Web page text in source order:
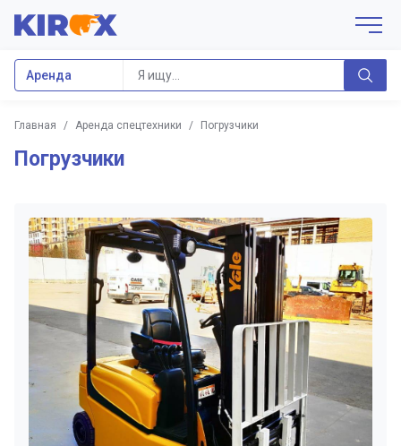
Аренда
Главная / Аренда спецтехники / Погрузчики
Погрузчики